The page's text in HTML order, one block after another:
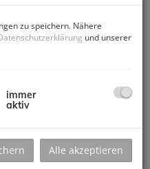
zu speichern. Nähere
und unserer
immer
aktiv
Alle akzeptieren